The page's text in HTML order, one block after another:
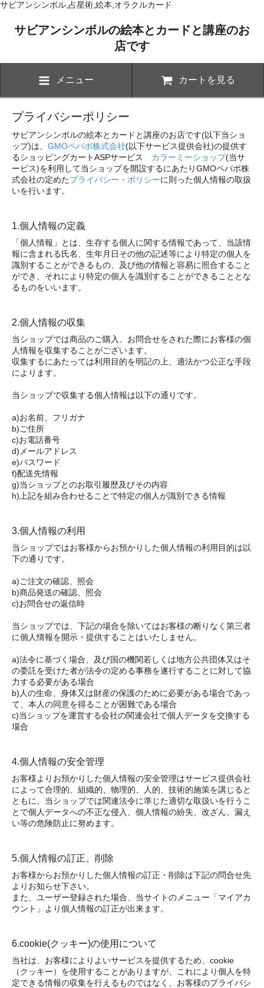
サビアンシンボル,占星術,絵本,オラクルカード
サビアンシンボルの絵本とカードと講座のお
店です
メニュー カートを見る
プライバシーポリシー
サビアンシンボルの絵本とカードと講座のお店です(以下当ショ
ップ)は、 GMOペパボ株式会社(以下サービス提供会社)の提供す
るショッピングカートASPサービス カラーミーショップ(当サ
ービス)を利用して当ショップを開設するにあたりGMOペパボ株
式会社の定めたプライバシー・ポリシーに則った個人情報の取扱
いを行います。
1.個人情報の定義
「個人情報」とは、生存する個人に関する情報であって、当該情
報に含まれる氏名、生年月日その他の記述等により特定の個人を
識別することができるもの、及び他の情報と容易に照合すること
ができ、それにより特定の個人を識別することができることとな
るものをいいます。
2.個人情報の収集
当ショップでは商品のご購入、お問合せをされた際にお客様の個
人情報を収集することがございます。
収集するにあたっては利用目的を明記の上、適法かつ公正な手段
によります。
当ショップで収集する個人情報は以下の通りです。
a)お名前、フリガナ
b)ご住所
c)お電話番号
d)メールアドレス
e)パスワード
f)配送先情報
g)当ショップとのお取引履歴及びその内容
h)上記を組み合わせることで特定の個人が識別できる情報
3.個人情報の利用
当ショップではお客様からお預かりした個人情報の利用目的は以
下の通りです。
a)ご注文の確認、照会
b)商品発送の確認、照会
c)お問合せの返信時
当ショップでは、下記の場合を除いてはお客様の断りなく第三者
に個人情報を開示・提供することはいたしません。
a)法令に基づく場合、及び国の機関若しくは地方公共団体又はそ
の委託を受けた者が法令の定める事務を遂行することに対して協
力する必要がある場合
b)人の生命、身体又は財産の保護のために必要がある場合であっ
て、本人の同意を得ることが困難である場合
c)当ショップを運営する会社の関連会社で個人データを交換する
場合
4.個人情報の安全管理
お客様よりお預かりした個人情報の安全管理はサービス提供会社
によって合理的、組織的、物理的、人的、技術的施策を講じると
ともに、当ショップでは関連法令に準じた適切な取扱いを行うこ
とで個人データへの不正な侵入、個人情報の紛失、改ざん、漏え
い等の危険防止に努めます。
5.個人情報の訂正、削除
お客様からお預かりした個人情報の訂正・削除は下記の問合せ先
よりお知らせ下さい。
また、ユーザー登録された場合、当サイトのメニュー「マイアカ
ウント」より個人情報の訂正が出来ます。
6.cookie(クッキー)の使用について
当社は、お客様によりよいサービスを提供するため、cookie
（クッキー）を使用することがありますが、これにより個人を特
定できる情報の収集を行えるものではなく、お客様のプライバシ